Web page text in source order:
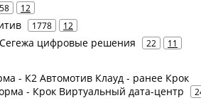
58 12
1778 12
цифровые решения 22 11
- К2 Автомотив Клауд - ранее Крок
- Крок Виртуальный дата-центр